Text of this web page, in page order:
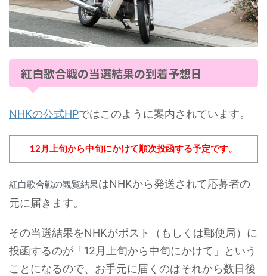
紅白歌合戦の当選結果の到着予想日
NHKの公式HPではこのように案内されています。
12月上旬から中旬にかけて順次投函する予定です。
紅白歌合戦の観覧結果はNHKから発送されて応募者の
元に届きます。
その当選結果をNHKがポスト（もしくは郵便局）に
投函するのが「12月上旬から中旬にかけて」という
ことになるので、お手元に届くのはそれから数日後